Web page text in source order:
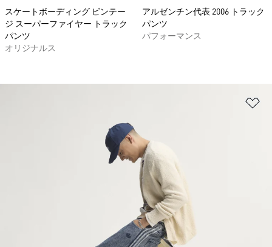
スケートボーディング ビンテー
ジ スーパーファイヤー トラック
パンツ
オリジナルス
アルゼンチン代表 2006 トラック
パンツ
パフォーマンス